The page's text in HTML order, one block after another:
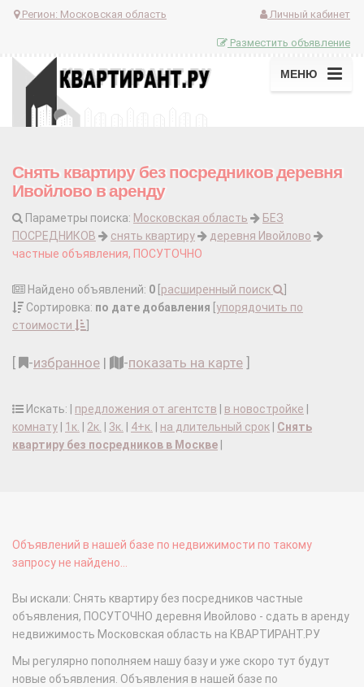
Регион: Московская область Личный кабинет
Разместить объявление
МЕНЮ
Снять квартиру без посредников деревня
Ивойлово в аренду
Параметры поиска: Московская область
БЕЗ
ПОСРЕДНИКОВ
снять квартиру
деревня Ивойлово
частные объявления, ПОСУТОЧНО
Найдено объявлений: 0 расширенный поиск
Сортировка: по дате добавления упорядочить по
стоимости
-избранное | -показать на карте
Искать: | предложения от агентств в новостройке
комнату
1к. 2к. 3к. 4+к. на длительный срок
Снять
квартиру без посредников в Москве
Объявлений в нашей базе по недвижимости по такому
запросу не найдено...
Вы искали: Снять квартиру без посредников частные
объявления, ПОСУТОЧНО деревня Ивойлово - сдать в аренду
недвижимость Московская область на КВАРТИРАНТ.РУ
Мы регулярно пополняем нашу базу и уже скоро тут будут
новые объявления. Объявления в нашей базе по